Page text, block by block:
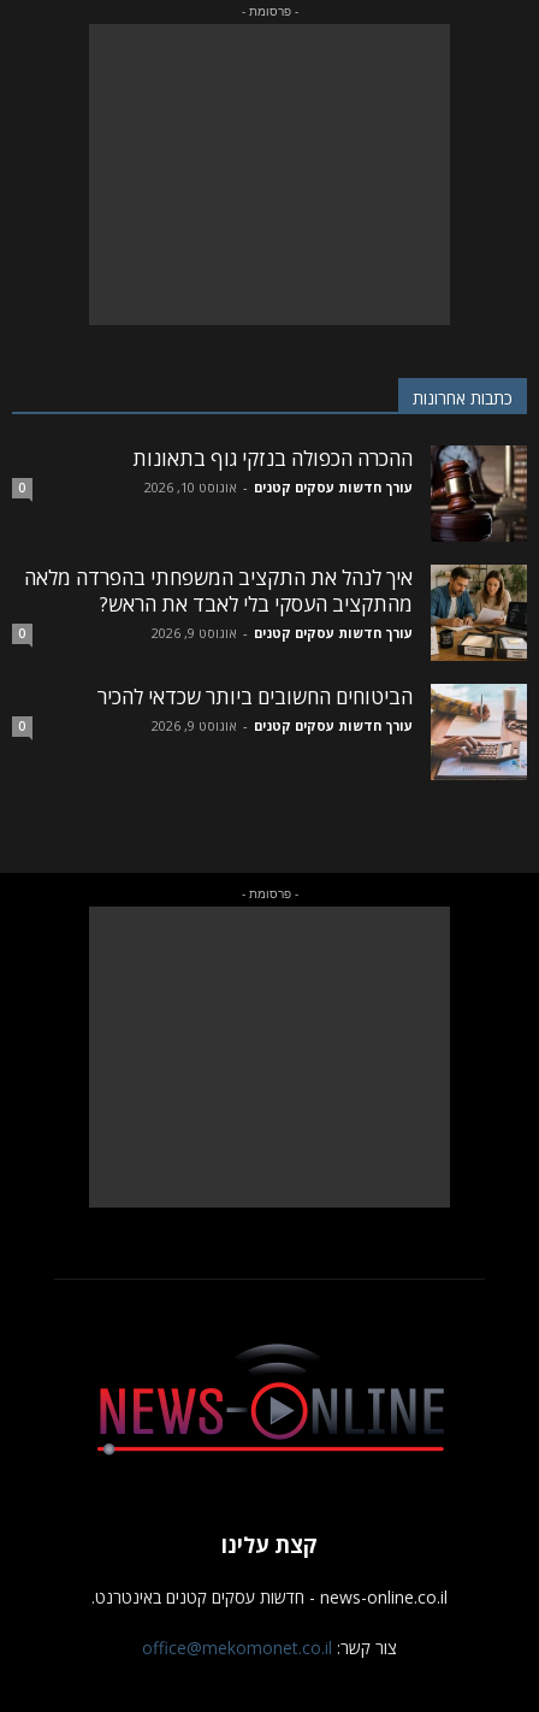
- פרסומת -
כתבות אחרונות
ההכרה הכפולה בנזקי גוף בתאונות
עורך חדשות עסקים קטנים - אוגוסט 10, 2026 0
איך לנהל את התקציב המשפחתי בהפרדה מלאה
מהתקציב העסקי בלי לאבד את הראש?
עורך חדשות עסקים קטנים - אוגוסט 9, 2026 0
הביטוחים החשובים ביותר שכדאי להכיר
עורך חדשות עסקים קטנים - אוגוסט 9, 2026 0
- פרסומת -
קצת עלינו
news-online.co.il - חדשות עסקים קטנים באינטרנט.
צור קשר: office@mekomonet.co.il